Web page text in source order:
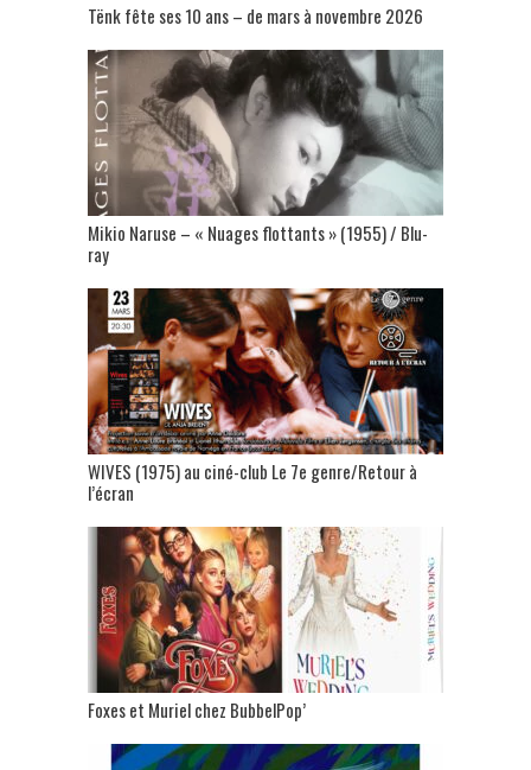
Tënk fête ses 10 ans – de mars à novembre 2026
Mikio Naruse – « Nuages flottants » (1955) / Blu-
ray
WIVES (1975) au ciné-club Le 7e genre/Retour à
l’écran
Foxes et Muriel chez BubbelPop’